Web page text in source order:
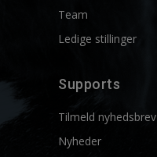
Team
Ledige stillinger
Supports
Tilmeld nyhedsbrev
Nyheder